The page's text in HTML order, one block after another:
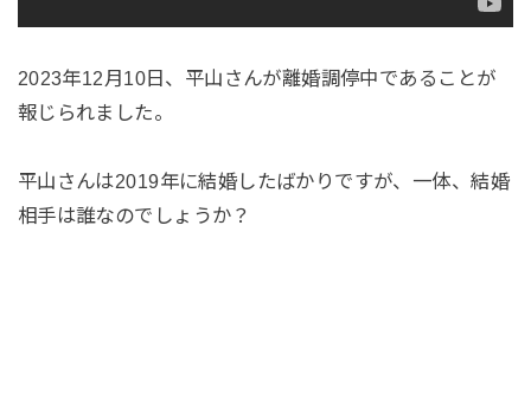
2023年12月10日、平山さんが離婚調停中であることが
報じられました。
平山さんは2019年に結婚したばかりですが、一体、結婚
相手は誰なのでしょうか？